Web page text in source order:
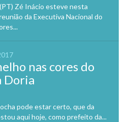
Zé Inácio esteve nesta
da Executiva Nacional do
nas cores do
Doria
pode estar certo, que da
aqui hoje, como prefeito da...